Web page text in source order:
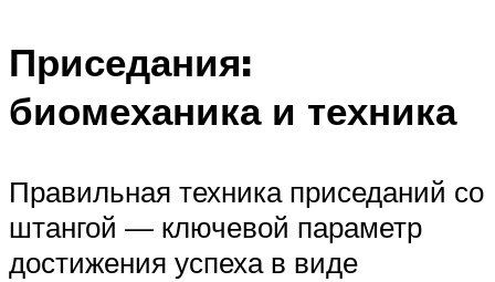
Приседания:
биомеханика и техника
Правильная техника приседаний со
штангой — ключевой параметр
достижения успеха в виде